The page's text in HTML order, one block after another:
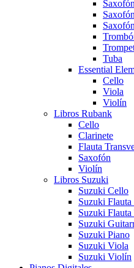
Tuba
Essential
Cello
Viola
Violín
Libros Rubank
Cello
Clarinete
Flauta
Saxofón
Violín
Libros Suzuki
Suzuki Cello
Suzuki
Suzuki Flauta
Suzuki
Suzuki Piano
Suzuki Viola
Suzuki Violín